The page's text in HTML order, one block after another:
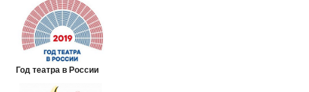
Год театра в России